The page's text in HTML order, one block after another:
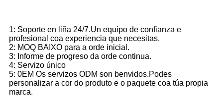
1: Soporte en liña 24/7.Un equipo de confianza e
profesional coa experiencia que necesitas.
2: MOQ BAIXO para a orde inicial.
3: Informe de progreso da orde continua.
4: Servizo único
5: 0EM Os servizos ODM son benvidos.Podes
personalizar a cor do produto e o paquete coa túa propia
marca.